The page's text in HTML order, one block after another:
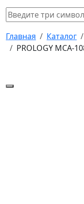
Главная Каталог
PROLOGY MCA-